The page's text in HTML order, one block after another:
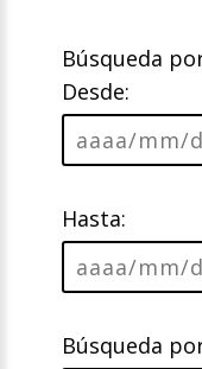
Búsqueda
Desde:
Hasta:
Búsqueda